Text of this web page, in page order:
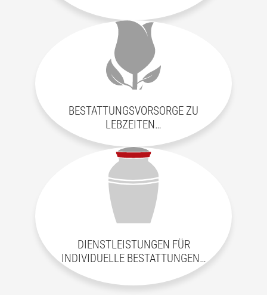
BESTATTUNGSVORSORGE ZU
LEBZEITEN…
weiter
DIENSTLEISTUNGEN FÜR
INDIVIDUELLE BESTATTUNGEN…